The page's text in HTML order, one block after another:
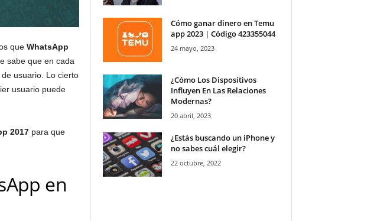
que WhatsApp
sabe que en cada
usuario. Lo cierto
usuario puede
2017para que
en
Cómo ganar dinero en Temu
app 2023 | Código 423355044
24 mayo, 2023
¿Cómo Los Dispositivos
Influyen En Las Relaciones
Modernas?
20 abril, 2023
¿Estás buscando un iPhone y
no sabes cuál elegir?
22 octubre, 2022